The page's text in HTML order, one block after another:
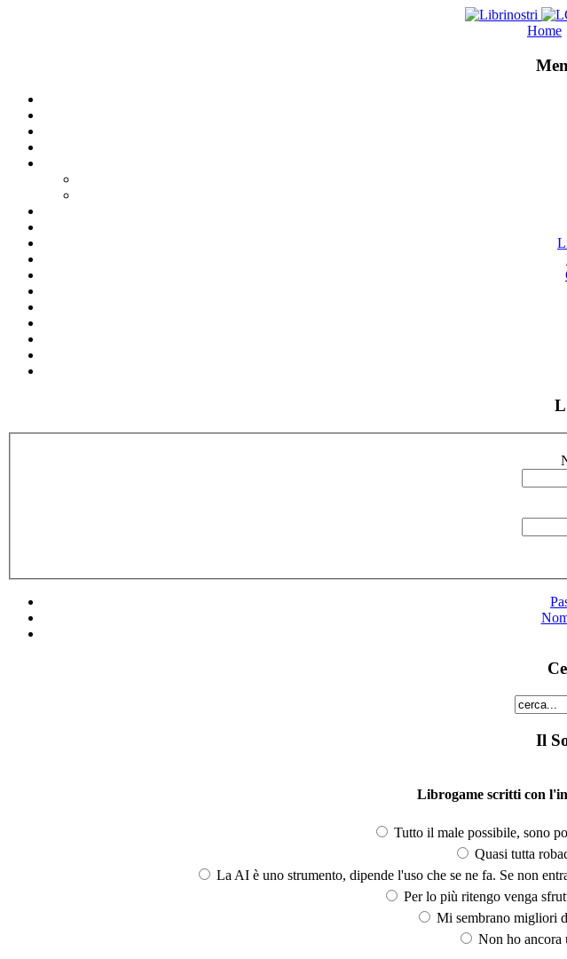
Home
Il
Librogame scritti con
Tutto il male possibile, sono
Quasi tutta
La AI è uno strumento, dipende l'uso che se ne fa. Se non
Per lo più ritengo venga
Mi sembrano migliori
Non ho ancora